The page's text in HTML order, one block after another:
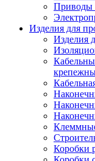
Приводы
Изделия для
Изделия
Коробки